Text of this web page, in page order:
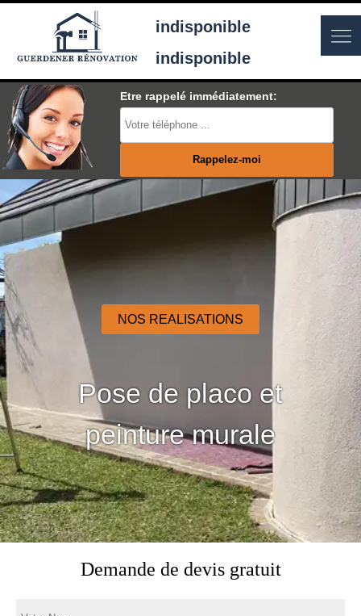
indisponible
indisponible
Etre rappelé immédiatement:
NOS REALISATIONS
Pose de placo et
peinture murale
Demande de devis gratuit